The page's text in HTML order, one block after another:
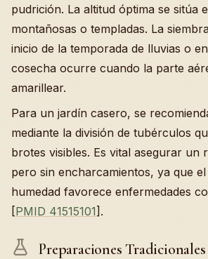
pudrición. La altitud óptima se sitúa
montañosas o templadas. La
inicio de la temporada de lluvias o
cosecha ocurre cuando la parte
amarillear.
Para un jardín casero, se
mediante la división de tubérculos
brotes visibles. Es vital asegurar un
pero sin encharcamientos, ya que
humedad favorece enfermedades
[PMID 41515101].
Preparaciones Tradicionales